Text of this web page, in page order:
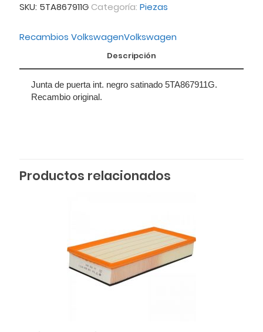
SKU: 5TA867911G Categoría: Piezas
Recambios VolkswagenVolkswagen
Descripción
Junta de puerta int. negro satinado 5TA867911G.
Recambio original.
Productos relacionados